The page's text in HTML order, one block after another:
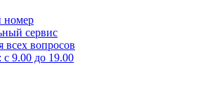
номер
сервис
всех вопросов
9.00 до 19.00